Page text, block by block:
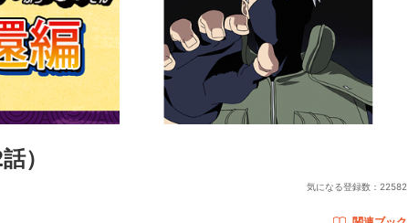
）
気になる登録数： 22582